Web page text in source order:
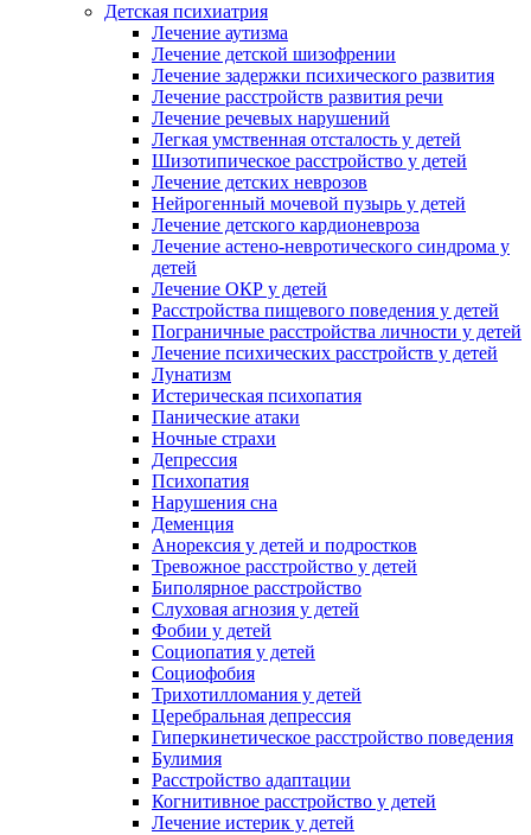
Детская психиатрия
Лечение аутизма
Лечение детской шизофрении
Лечение задержки психического развития
Лечение расстройств развития речи
Лечение речевых нарушений
Легкая умственная отсталость у детей
Шизотипическое расстройство у детей
Лечение детских неврозов
Нейрогенный мочевой пузырь у детей
Лечение детского кардионевроза
Лечение астено-невротического синдрома у
детей
Лечение ОКР у детей
Расстройства пищевого поведения у детей
Пограничные расстройства личности у детей
Лечение психических расстройств у детей
Лунатизм
Истерическая психопатия
Панические атаки
Ночные страхи
Депрессия
Психопатия
Нарушения сна
Деменция
Анорексия у детей и подростков
Тревожное расстройство у детей
Биполярное расстройство
Слуховая агнозия у детей
Фобии у детей
Социопатия у детей
Социофобия
Трихотилломания у детей
Церебральная депрессия
Гиперкинетическое расстройство поведения
Булимия
Расстройство адаптации
Когнитивное расстройство у детей
Лечение истерик у детей